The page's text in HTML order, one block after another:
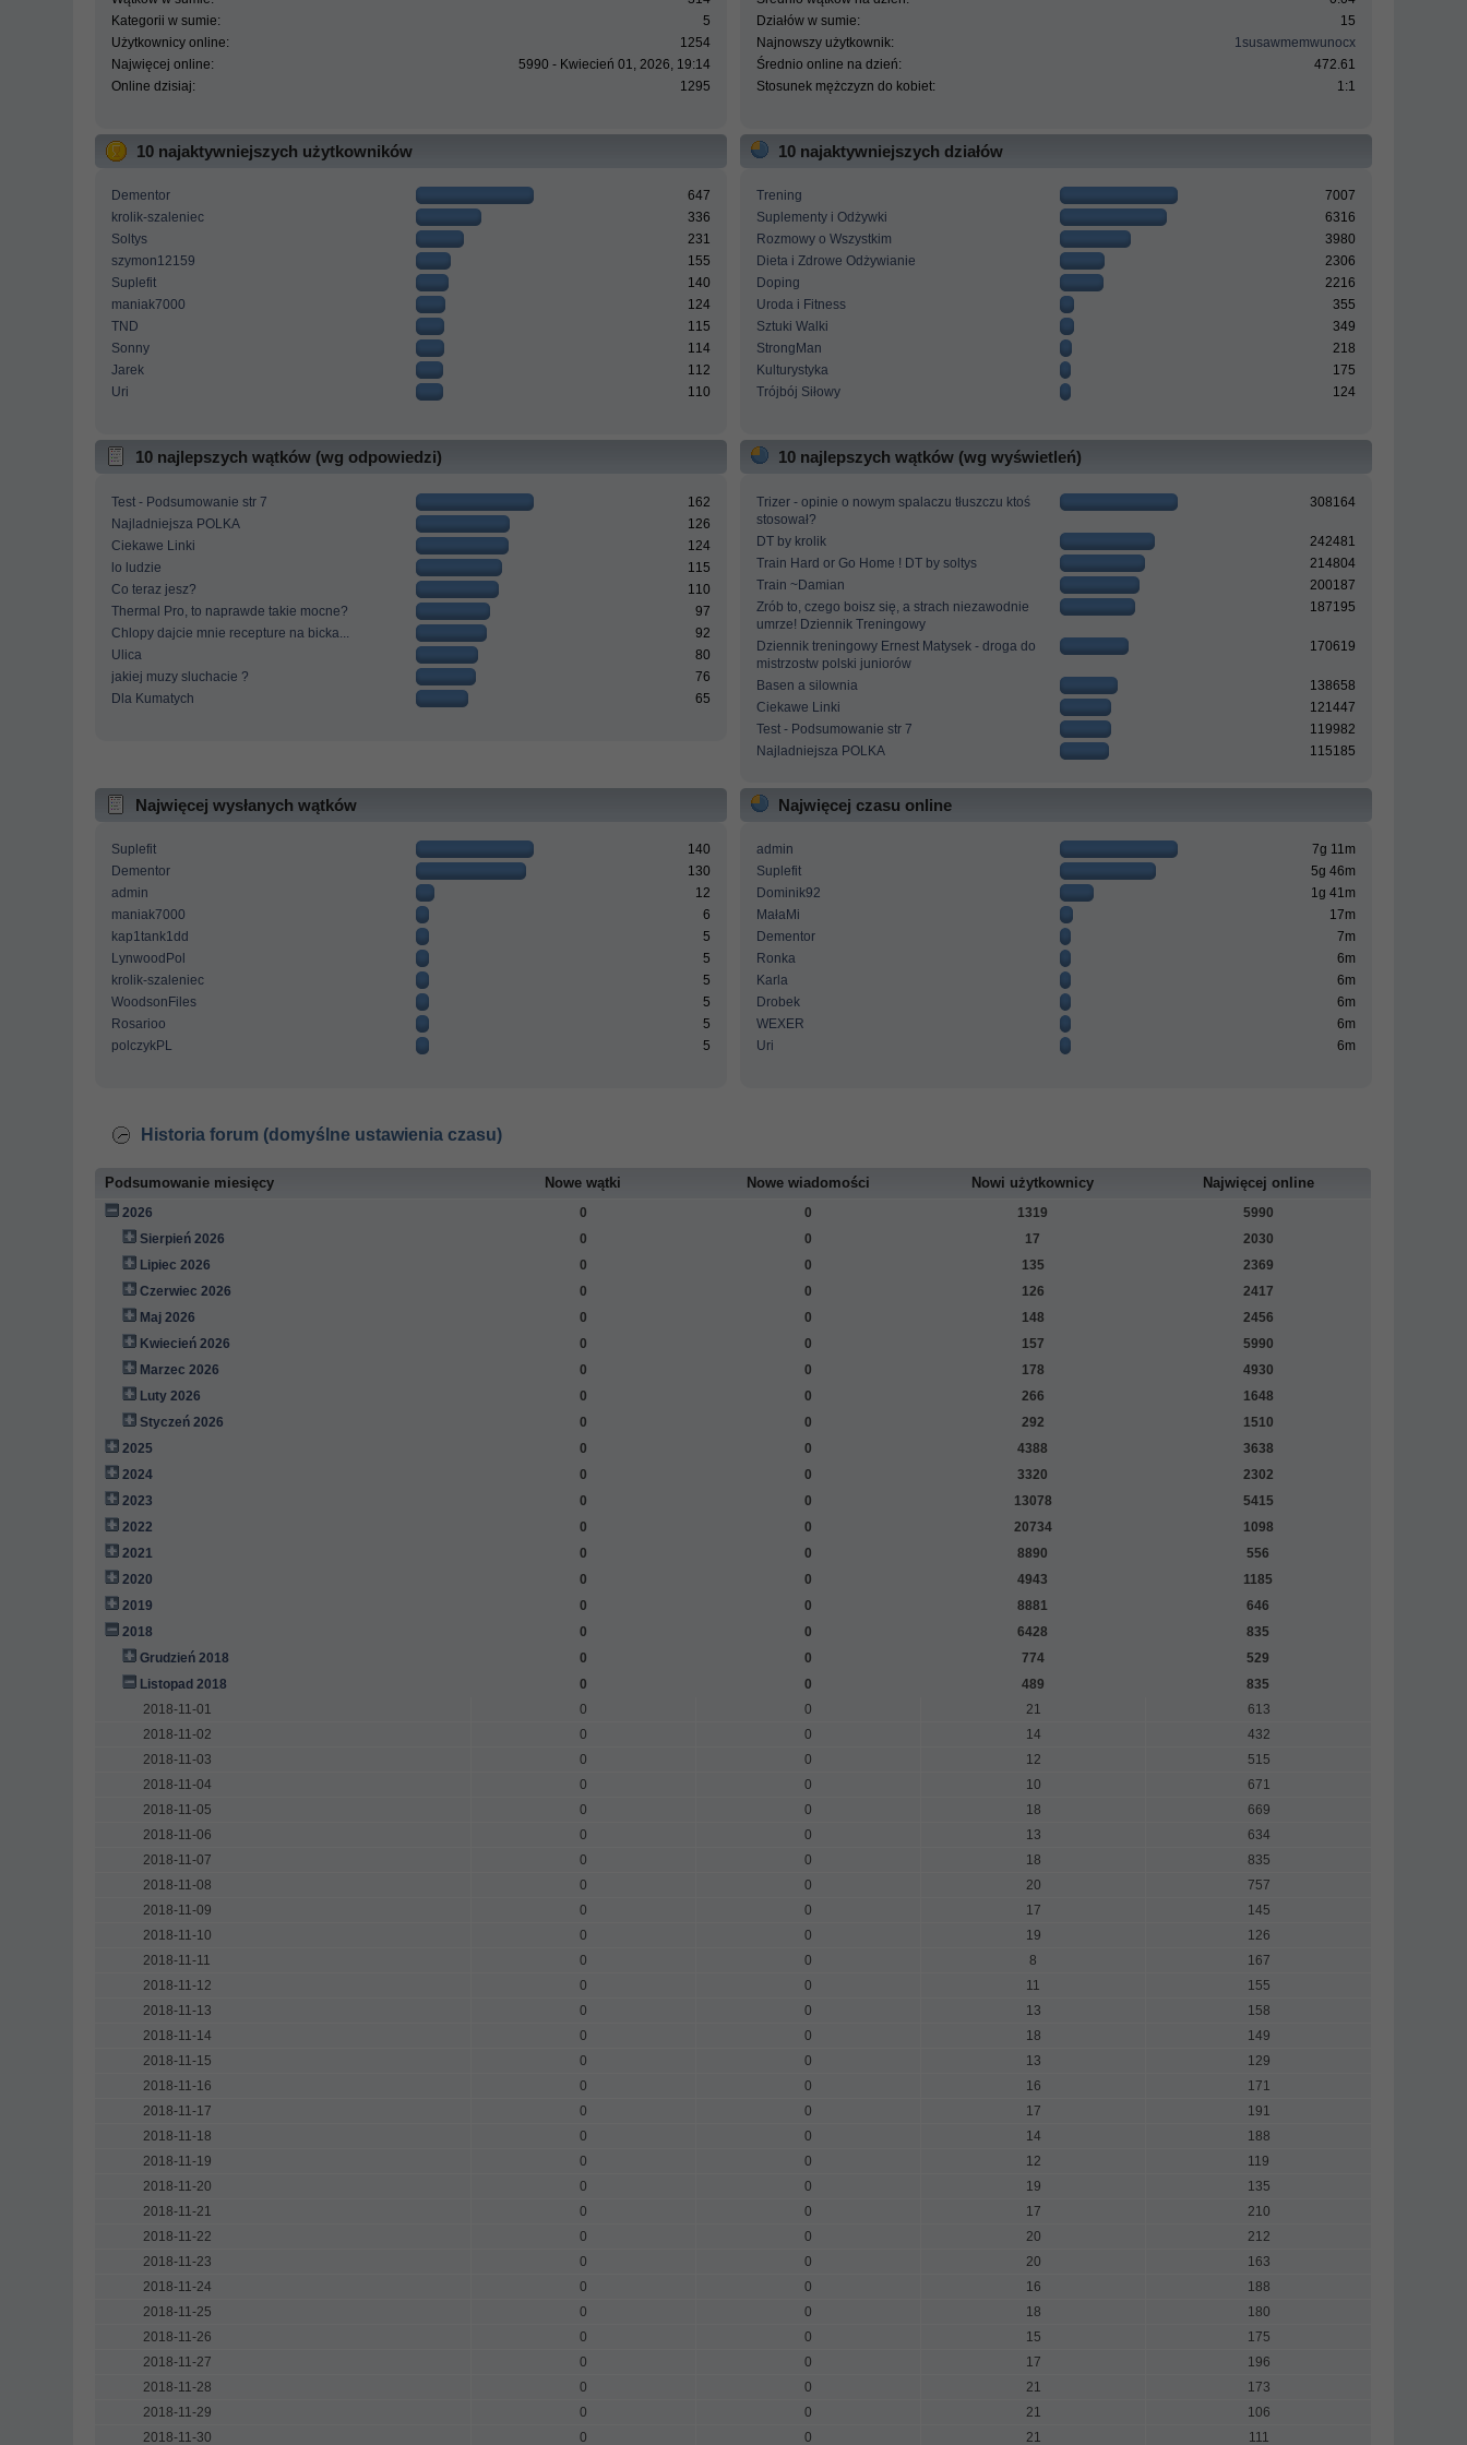
Kategorii w sumie:
5
Użytkownicy online:
1254
Najwięcej online:
5990 - Kwiecień 01, 2026, 19:14
Online dzisiaj:
1295
Działów w sumie:
15
Najnowszy użytkownik:
1susawmemwunocx
Średnio online na dzień:
472.61
Stosunek mężczyzn do kobiet:
1:1
10 najaktywniejszych użytkowników
Dementor
647
krolik-szaleniec
336
Soltys
231
szymon12159
155
Suplefit
140
maniak7000
124
TND
115
Sonny
114
Jarek
112
Uri
110
10 najaktywniejszych działów
Trening
7007
Suplementy i Odżywki
6316
Rozmowy o Wszystkim
3980
Dieta i Zdrowe Odżywianie
2306
Doping
2216
Uroda i Fitness
355
Sztuki Walki
349
StrongMan
218
Kulturystyka
175
Trójbój Siłowy
124
10 najlepszych wątków (wg odpowiedzi)
Test - Podsumowanie str 7
162
Najladniejsza POLKA
126
Ciekawe Linki
124
lo ludzie
115
Co teraz jesz?
110
Thermal Pro, to naprawde takie mocne?
97
Chlopy dajcie mnie recepture na bicka...
92
Ulica
80
jakiej muzy sluchacie ?
76
Dla Kumatych
65
10 najlepszych wątków (wg wyświetleń)
Trizer - opinie o nowym spalaczu tłuszczu ktoś
stosował?
308164
DT by krolik
242481
Train Hard or Go Home ! DT by soltys
214804
Train ~Damian
200187
Zrób to, czego boisz się, a strach niezawodnie
umrze! Dziennik Treningowy
187195
Dziennik treningowy Ernest Matysek - droga do
mistrzostw polski juniorów
170619
Basen a silownia
138658
Ciekawe Linki
121447
Test - Podsumowanie str 7
119982
Najladniejsza POLKA
115185
Najwięcej wysłanych wątków
Suplefit
140
Dementor
130
admin
12
maniak7000
6
kap1tank1dd
5
LynwoodPol
5
krolik-szaleniec
5
WoodsonFiles
5
Rosarioo
5
polczykPL
5
Najwięcej czasu online
admin
7g 11m
Suplefit
5g 46m
Dominik92
1g 41m
MałaMi
17m
Dementor
7m
Ronka
6m
Karla
6m
Drobek
6m
WEXER
6m
Uri
6m
Historia forum (domyślne ustawienia czasu)
Podsumowanie miesięcy Nowe wątki Nowe wiadomości Nowi użytkownicy Najwięcej online
2026 0 0 1319
5990
Sierpień 2026
0 0 17
2030
Lipiec 2026
0 0 135
2369
Czerwiec 2026
0 0 126
2417
Maj 2026
0 0 148
2456
Kwiecień 2026
0 0 157
5990
Marzec 2026
0 0 178
4930
Luty 2026
0 0 266
1648
Styczeń 2026
0 0 292
1510
2025
0 0 4388
3638
2024
0 0 3320
2302
2023
0 0 13078
5415
2022
0 0 20734
1098
2021
0 0 8890
556
2020
0 0 4943
1185
2019
0 0 8881
646
2018
0 0 6428
835
Grudzień 2018
0 0 774
529
Listopad 2018
0 0 489
835
2018-11-01
0 0 21
613
2018-11-02
0 0 14
432
2018-11-03
0 0 12
515
2018-11-04
0 0 10
671
2018-11-05
0 0 18
669
2018-11-06
0 0 13
634
2018-11-07
0 0 18
835
2018-11-08
0 0 20
757
2018-11-09
0 0 17
145
2018-11-10
0 0 19
126
2018-11-11
0 0 8
167
2018-11-12
0 0 11
155
2018-11-13
0 0 13
158
2018-11-14
0 0 18
149
2018-11-15
0 0 13
129
2018-11-16
0 0 16
171
2018-11-17
0 0 17
191
2018-11-18
0 0 14
188
2018-11-19
0 0 12
119
2018-11-20
0 0 19
135
2018-11-21
0 0 17
210
2018-11-22
0 0 20
212
2018-11-23
0 0 20
163
2018-11-24
0 0 16
188
2018-11-25
0 0 18
180
2018-11-26
0 0 15
175
2018-11-27
0 0 17
196
2018-11-28
0 0 21
173
2018-11-29
0 0 21
106
2018-11-30
0 0 21 111